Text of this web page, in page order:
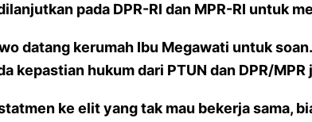
pada DPR-RI dan MPR-RI untuk
datang kerumah Ibu Megawati untuk soan.
kepastian hukum dari PTUN dan DPR/MPR
ke elit yang tak mau bekerja sama,